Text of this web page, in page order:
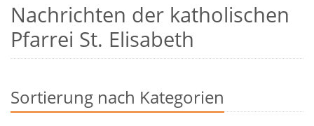
Nachrichten der katholischen
Pfarrei St. Elisabeth
Sortierung nach Kategorien